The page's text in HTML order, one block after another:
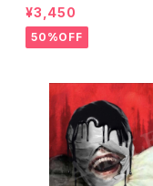
¥3,450
50%OFF